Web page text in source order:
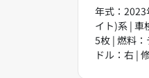
年式：2023
イト)系 | 車
5枚 | 燃料
ドル：右 |